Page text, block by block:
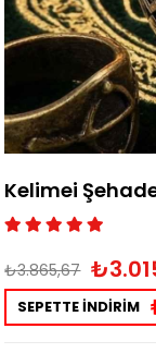
Kelimei
₺3.865,67
SEPETTE İNDİRİM